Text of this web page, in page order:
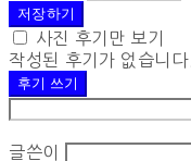
저장하기
사진 후기만 보기
작성된 후기가 없습니다.
후기 쓰기
글쓴이